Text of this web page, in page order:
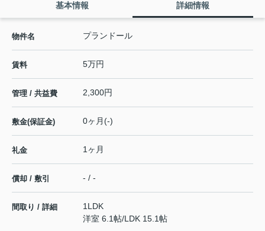
基本情報 詳細情報
物件名 プランドール
賃料 5万円
管理 / 共益費 2,300円
敷金(保証金) 0ヶ月(-)
礼金 1ヶ月
償却 / 敷引 - / -
間取り / 詳細
1LDK
洋室 6.1帖/LDK 15.1帖